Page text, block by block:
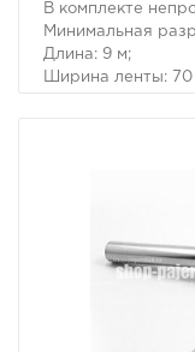
В комплекте
Минимальная
Длина: 9 м;
Ширина ленты:
Применяется для
В комплекте